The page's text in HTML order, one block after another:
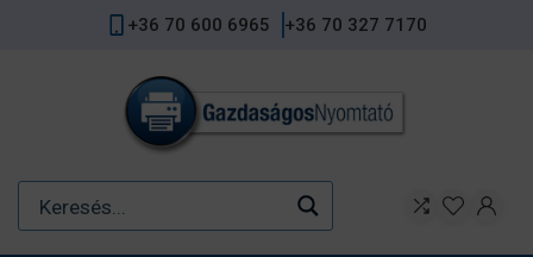
+36 70 600 6965 +36 70 327 7170